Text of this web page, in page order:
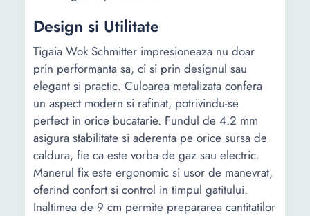
Design si Utilitate
Tigaia Wok Schmitter impresioneaza nu doar
prin performanta sa, ci si prin designul sau
elegant si practic. Culoarea metalizata confera
un aspect modern si rafinat, potrivindu-se
perfect in orice bucatarie. Fundul de 4.2 mm
asigura stabilitate si aderenta pe orice sursa de
caldura, fie ca este vorba de gaz sau electric.
Manerul fix este ergonomic si usor de manevrat,
oferind confort si control in timpul gatitului.
Inaltimea de 9 cm permite prepararea cantitatilor